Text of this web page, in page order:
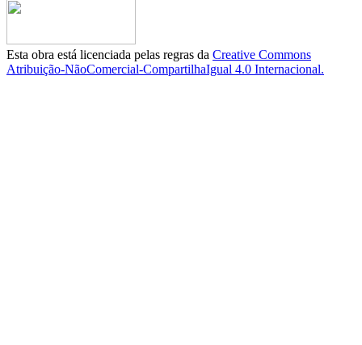
Esta obra está licenciada pelas regras da Creative Commons
Atribuição-NãoComercial-CompartilhaIgual 4.0 Internacional.